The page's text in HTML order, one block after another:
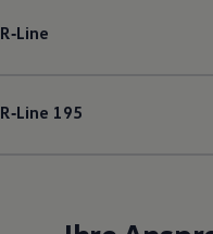
R‑Line
R‑Line 195